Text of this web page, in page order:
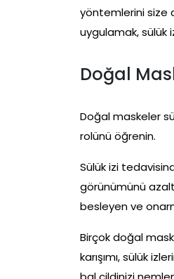
yöntemlerini size
uygulamak, sülük
Doğal
Doğal maskeler
rolünü öğrenin.
Sülük izi
görünümünü
besleyen ve
Birçok doğal
karışımı, sülük